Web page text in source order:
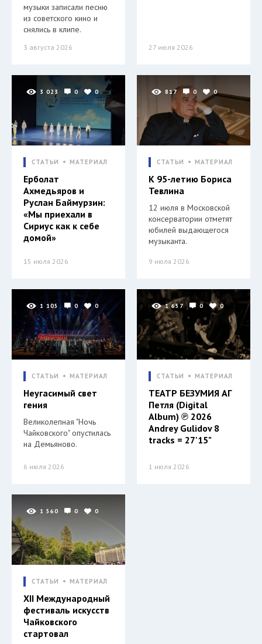
музыки записали песню
из советского кино и
снялись в клипе.
3 августа 2026 27 июля 2026
3 023 0 0
СТАТЬИ МАТЕРИАЛ
Ерболат
Ахмедьяров и
Руслан Баймурзин:
«Мы приехали в
Сириус как к себе
домой»
15 июля 2026
817 0 0
СТАТЬИ МАТЕРИАЛ
К 95-летию Бориса
Тевлина
12 июля в Московской
консерватории отметят
юбилей выдающегося
музыканта.
9 июля 2026
1 105 0 0
СТАТЬИ МАТЕРИАЛ
Неугасимый свет
гения
Великолепная "Ночь
Чайковского" опустилась
на Демьяново.
6 июля 2026
1 657 0 0
СТАТЬИ МАТЕРИАЛ
ТЕАТР БЕЗУМИЯ АГ
Петля (Digital
Album) ℗ 2026
Andrey Gulidov 8
tracks = 27'15"
1 июля 2026
1 560 0 0
СТАТЬИ МАТЕРИАЛ
XII Международный
фестиваль искусств
Чайковского
стартовал